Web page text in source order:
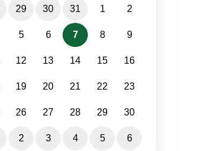
29 30 31 1 2
5 6 7 8 9
12 13 14 15 16
19 20 21 22 23
26 27 28 29 30
2 3 4 5 6